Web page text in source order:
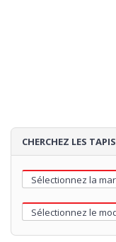
CHERCHEZ LES